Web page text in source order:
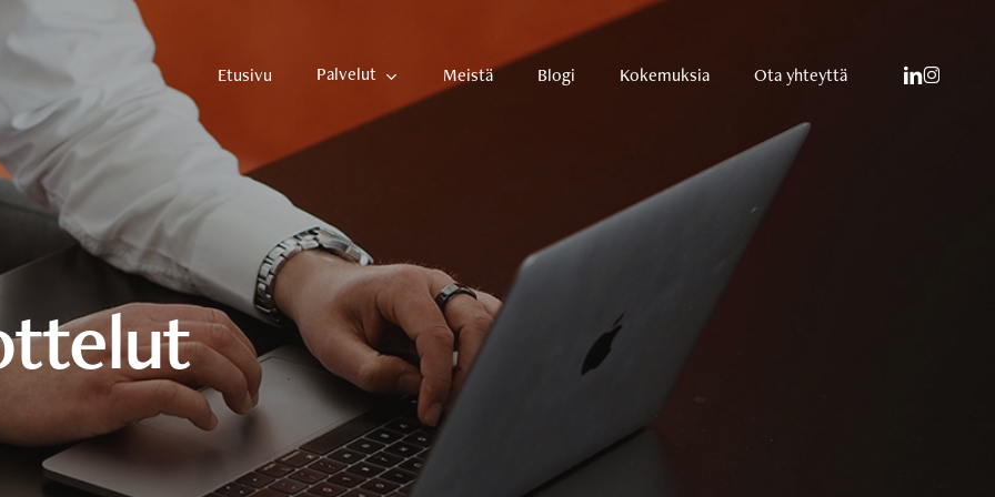
Etusivu Palvelut Meistä Blogi Kokemuksia Ota yhteyttä linkedin
instagram